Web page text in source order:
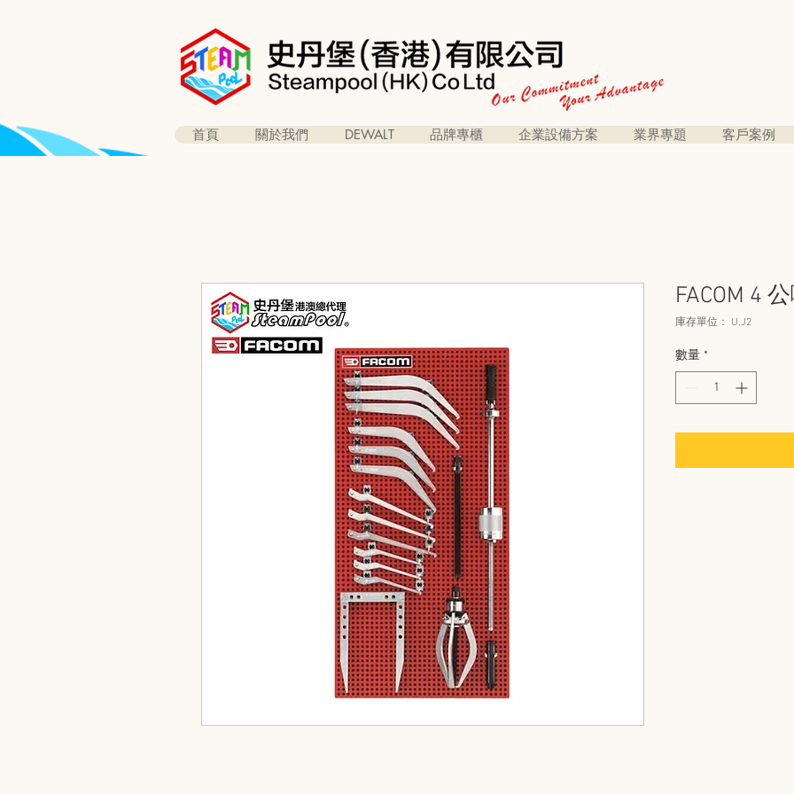
首頁 關於我們 DEWALT 品牌專櫃 企業設備方案 業界專題 客戶案例
FACOM 4
庫存單位： U.J2
數量 *